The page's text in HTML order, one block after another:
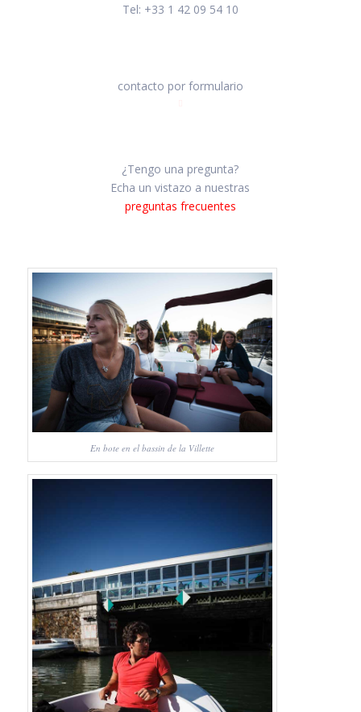
Tel: +33 1 42 09 54 10
contacto por formulario
¿Tengo una pregunta?
Echa un vistazo a nuestras
preguntas frecuentes
En bote en el bassin de la Villette